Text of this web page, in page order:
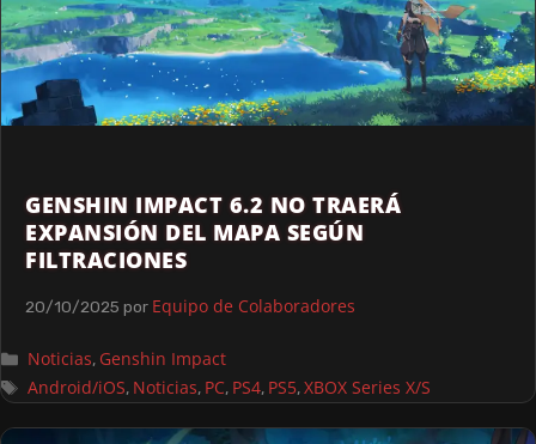
GENSHIN IMPACT 6.2 NO TRAERÁ
EXPANSIÓN DEL MAPA SEGÚN
FILTRACIONES
20/10/2025 por Equipo de Colaboradores
Noticias, Genshin Impact
Android/iOS, Noticias, PC, PS4, PS5,XBOX Series X/S